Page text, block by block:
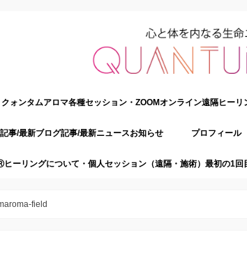
クォンタムアロマ各種セッション・ZOOMオンライン遠隔ヒー
事/最新ブログ記事/最新ニュースお知らせ プロフィール
ーリングについて・個人セッション（遠隔・施術）最初の1回
field